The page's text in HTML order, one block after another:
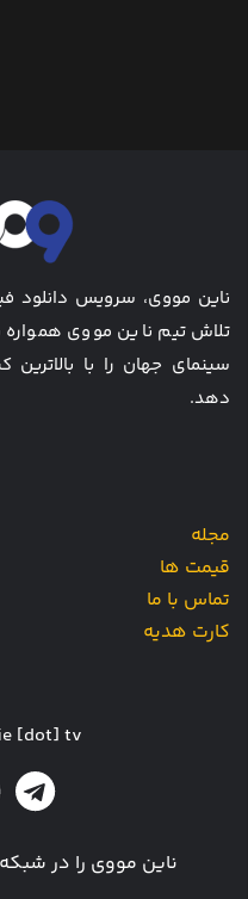
ناین مووی، سرویس دانلود
تلاش تیم ناین مووی همواره
سینمای جهان را با
دهد.
مجله
قیمت ها
تماس با ما
کارت هدیه
[dot] tv
ناین مووی را در